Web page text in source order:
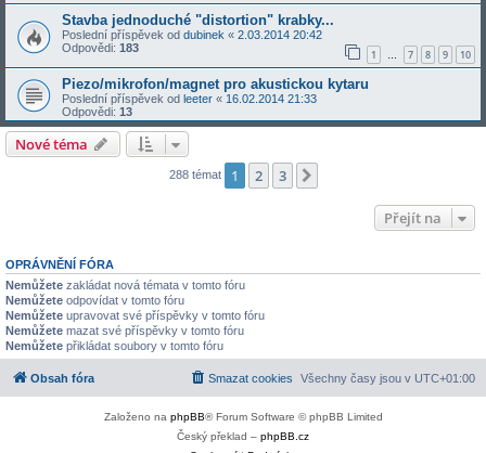
Stavba jednoduché "distortion" krabky...
Poslední příspěvek od dubinek « 2.03.2014 20:42
Odpovědi: 183 1 … 7 8 9 10
Piezo/mikrofon/magnet pro akustickou kytaru
Poslední příspěvek od leeter « 16.02.2014 21:33
Odpovědi: 13
Nové téma
288 témat 1 2 3
Přejít na
OPRÁVNĚNÍ FÓRA
Nemůžete zakládat nová témata v tomto fóru
Nemůžete odpovídat v tomto fóru
Nemůžete upravovat své příspěvky v tomto fóru
Nemůžete mazat své příspěvky v tomto fóru
Nemůžete přikládat soubory v tomto fóru
Obsah fóra Všechny časy jsou v UTC+01:00
Smazat cookies
Založeno na phpBB® Forum Software © phpBB Limited
Český překlad – phpBB.cz